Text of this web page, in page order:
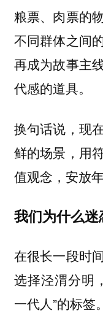
粮票、肉票的
不同群体之间
再成为故事主
代感的道具。
换句话说，现
鲜的场景，用
值观念，安放
我们为什么迷
在很长一段时
选择泾渭分明
一代人”的标签。